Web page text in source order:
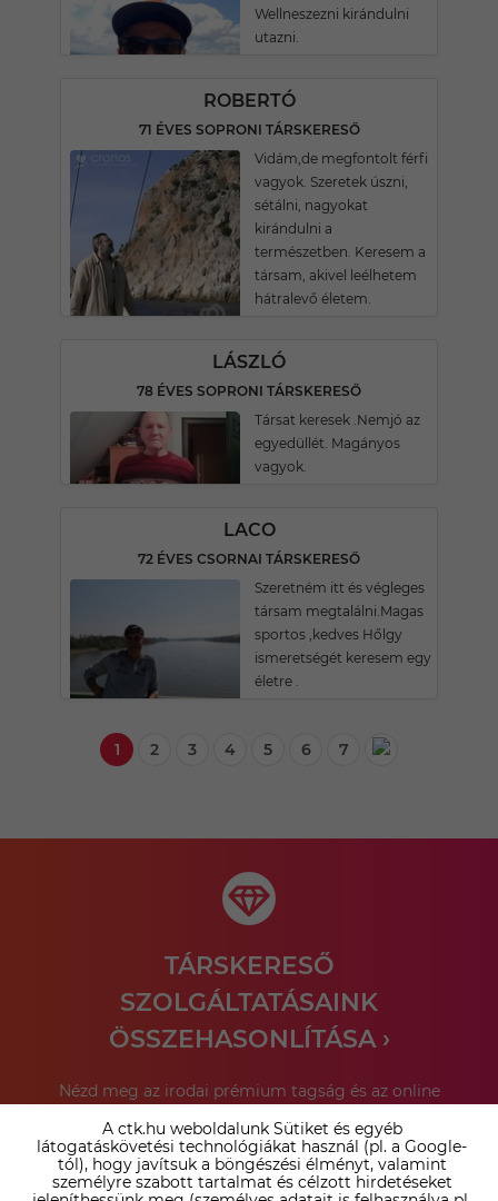
Wellneszezni kirándulni
utazni.
ROBERTÓ
71 ÉVES SOPRONI TÁRSKERESŐ
Vidám,de megfontolt férfi
vagyok. Szeretek úszni,
sétálni, nagyokat
kirándulni a
természetben. Keresem a
társam, akivel leélhetem
hátralevő életem.
LÁSZLÓ
78 ÉVES SOPRONI TÁRSKERESŐ
Társat keresek .Nemjó az
egyedüllét. Magányos
vagyok.
LACO
72 ÉVES CSORNAI TÁRSKERESŐ
Szeretném itt és végleges
társam megtalálni.Magas
sportos ,kedves Hőlgy
ismeretségét keresem egy
életre .
1 2 3 4 5 6 7
TÁRSKERESŐ
SZOLGÁLTATÁSAINK
ÖSSZEHASONLÍTÁSA ›
Nézd meg az irodai prémium tagság és az online
számodra legelőnyösebb megoldást!
Bővebben ›
A ctk.hu weboldalunk Sütiket és egyéb
látogatáskövetési technológiákat használ (pl. a Google-
tól), hogy javítsuk a böngészési élményt, valamint
személyre szabott tartalmat és célzott hirdetéseket